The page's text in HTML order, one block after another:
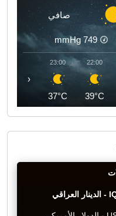
صافي
749
mmHg
22:00
39°C
23:00
37°C
‹